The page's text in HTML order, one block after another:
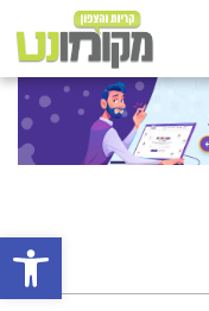
פתח